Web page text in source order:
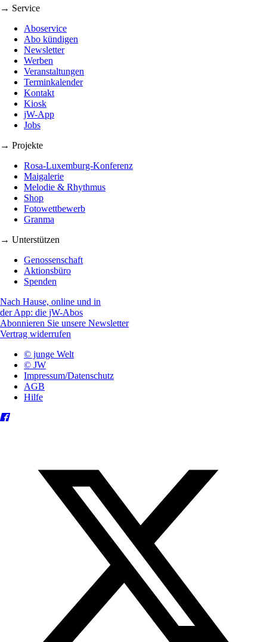
→ Service
Aboservice
Abo kündigen
Newsletter
Werben
Veranstaltungen
Terminkalender
Kontakt
Kiosk
jW-App
Jobs
→ Projekte
Rosa-Luxemburg-Konferenz
Maigalerie
Melodie & Rhythmus
Shop
Fotowettbewerb
Granma
→ Unterstützen
Genossenschaft
Aktionsbüro
Spenden
Nach Hause, online und in
der App: die jW-Abos
Abonnieren Sie unsere Newsletter
Vertrag widerrufen
© junge Welt
© JW
Impressum/Datenschutz
AGB
Hilfe